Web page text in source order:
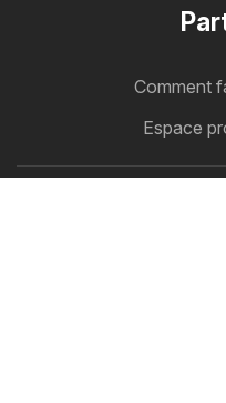
Comment
Espace